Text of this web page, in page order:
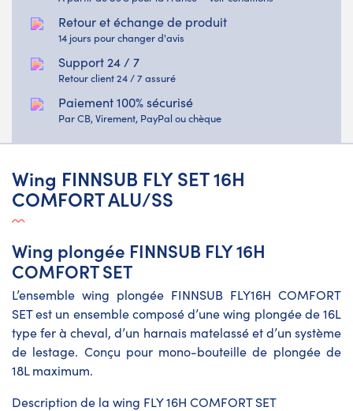
Retour et échange de produit
14 jours pour changer d'avis
Support 24 / 7
Retour client 24 / 7 assuré
Paiement 100% sécurisé
Par CB, Virement, PayPal ou chèque
Wing FINNSUB FLY SET 16H
COMFORT ALU/SS
Wing plongée FINNSUB FLY 16H
COMFORT SET
L’ensemble wing plongée FINNSUB FLY16H COMFORT
SET est un ensemble composé d’une wing plongée de 16L
type fer à cheval, d’un harnais matelassé et d’un système
de lestage. Conçu pour mono-bouteille de plongée de
18L maximum.
Description de la wing FLY 16H COMFORT SET